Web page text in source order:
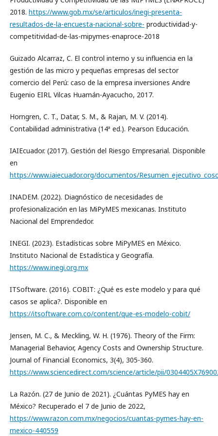
2018. https://www.gob.mx/se/articulos/inegi-presenta-
resultados-de-la-encuesta-nacional-sobre- productividad-y-
competitividad-de-las-mipymes-enaproce-2018
Guizado Alcarraz, C. El control interno y su influencia en la
gestión de las micro y pequeñas empresas del sector
comercio del Perú: caso de la empresa inversiones Andre
Eugenio EIRL Vilcas Huamán-Ayacucho, 2017.
Horngren, C. T., Datar, S. M., & Rajan, M. V. (2014).
Contabilidad administrativa (14ª ed.). Pearson Educación.
IAIEcuador. (2017). Gestión del Riesgo Empresarial. Disponible
en
https://www.iaiecuador.org/documentos/
INADEM. (2022). Diagnóstico de necesidades de
profesionalización en las MiPyMES mexicanas. Instituto
Nacional del Emprendedor.
INEGI. (2023). Estadísticas sobre MiPyMES en México.
Instituto Nacional de Estadística y Geografía.
https://www.inegi.org.mx
ITSoftware. (2016). COBIT: ¿Qué es este modelo y para qué
casos se aplica?. Disponible en
https://itsoftware.com.co/content/que-es-modelo-cobit/
Jensen, M. C., & Meckling, W. H. (1976). Theory of the Firm:
Managerial Behavior, Agency Costs and Ownership Structure.
Journal of Financial Economics, 3(4), 305-360.
https://www.sciencedirect.com/science/article/pii/
La Razón. (27 de Junio de 2021). ¿Cuántas PyMES hay en
México? Recuperado el 7 de Junio de 2022,
https://www.razon.com.mx/negocios/cuantas-pymes-hay-en-
mexico-440559